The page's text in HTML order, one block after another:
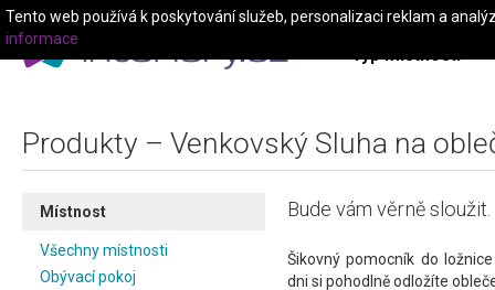
Typ místnosti
Produkty – Venkovský Sluha na
Místnost
Všechny místnosti
Obývací pokoj
Bude vám věrně sloužit.
Šikovný pomocník do
dni si pohodlně odložíte
Tento web používá k poskytování služeb, personalizaci reklam a
informace